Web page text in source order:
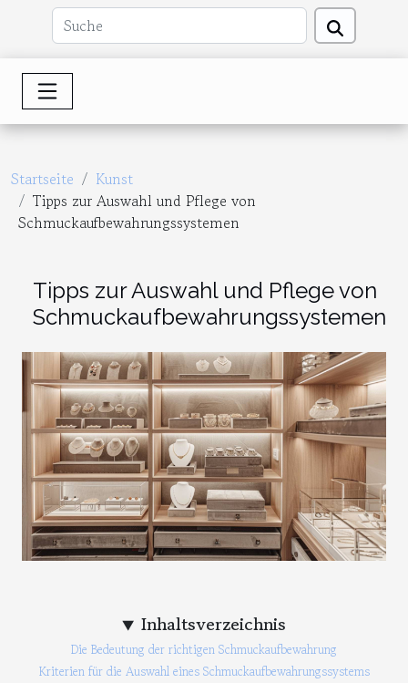
Startseite
Kunst
Tipps zur Auswahl und Pflege von
Schmuckaufbewahrungssystemen
Tipps zur Auswahl und Pflege von
Schmuckaufbewahrungssystemen
Inhaltsverzeichnis
Die Bedeutung der richtigen Schmuckaufbewahrung
Kriterien für die Auswahl eines Schmuckaufbewahrungssystems